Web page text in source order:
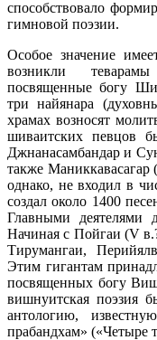
способствовало
гимновой поэзии.
Особое значение
возникли
посвященные богу
три найянара
храмах возносят
шиваитских певцов
Джнанасамбандар и
также Маниккавасагар
однако, не входил в
создал около 1400
Главными деятелями
Начиная с Пойгаи (V
Тирумангаи,
Этим гигантам
посвященных богу
вишнуитская поэзия
антологию,
прабандхам»